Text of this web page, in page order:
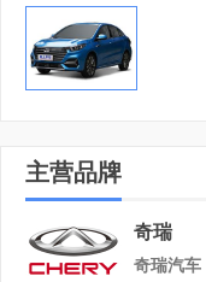
主营品牌
奇瑞
奇瑞汽车